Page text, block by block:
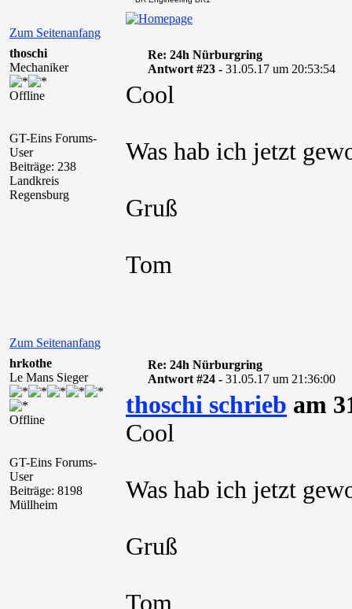
Zum Seitenanfang
thoschi
Mechaniker
Offline
GT-Eins Forums-
User
Beiträge: 238
Landkreis
Regensburg
Re: 24h Nürburgring
Antwort #23 - 31.05.17 um 20:53:54
Cool
Was hab ich jetzt
Gruß
Tom
Zum Seitenanfang
hrkothe
Le Mans Sieger
Offline
GT-Eins Forums-
User
Beiträge: 8198
Müllheim
Re: 24h Nürburgring
Antwort #24 - 31.05.17 um 21:36:00
thoschi schrieb am
Cool
Was hab ich jetzt
Gruß
Tom